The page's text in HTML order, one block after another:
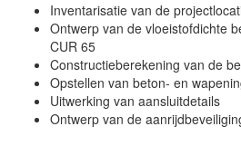
Inventarisatie van de
Ontwerp van de vloeistofdichte
CUR 65
Constructieberekening van de
Opstellen van beton- en
Uitwerking van aansluitdetails
Ontwerp van de